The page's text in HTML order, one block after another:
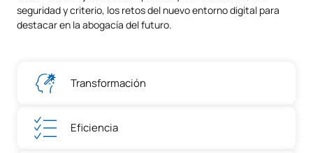
seguridad y criterio, los retos del nuevo entorno digital para
destacar en la abogacía del futuro.
Transformación
Eficiencia